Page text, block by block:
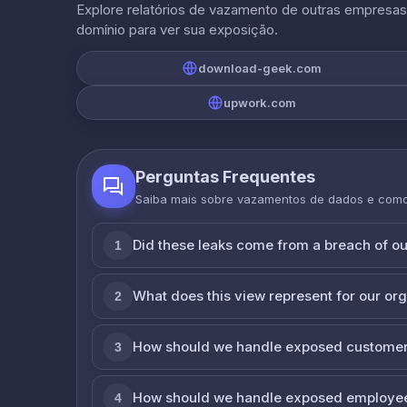
Explore relatórios de vazamento de outras
domínio para ver sua exposição.
download-geek.com
upwork.com
Perguntas Frequentes
Saiba mais sobre vazamentos de dados e
1 Did these leaks come from a breach of
2 What does this view represent for our
3 How should we handle exposed
4 How should we handle exposed